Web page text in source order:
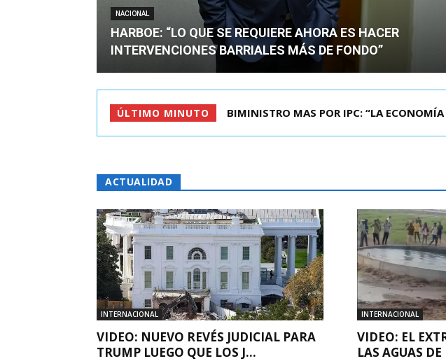
NACIONAL
HARBOE: “LO QUE SE REQUIERE AHORA ES HACER
INTERVENCIONES BARRIALES MÁS DE FONDO”
ÚLTIMO MINUTO TIROTEO EN ESCUELA DE TAILANDIA DEJA
ACTUALIDAD
INTERNACIONAL
VIDEO: NUEVO REVÉS JUDICIAL PARA
TRUMP LUEGO QUE LOS J...
INTERNACIONAL
VIDEO: EL
LAS AGUAS